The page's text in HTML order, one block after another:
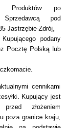
Produktów po
pod
Jastrzębie-Zdrój,
podany
Pocztę Polską lub
cennikami
Kupujący jest
złożeniem
poza granice kraju,